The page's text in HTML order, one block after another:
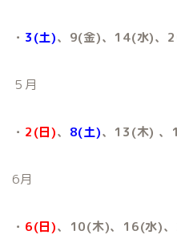
・ 3(土)、9(金)、14(水)、
５月
・ 2(日)、 8(土)、13(木)
6月
・ 6(日)、10(木)、16(水)